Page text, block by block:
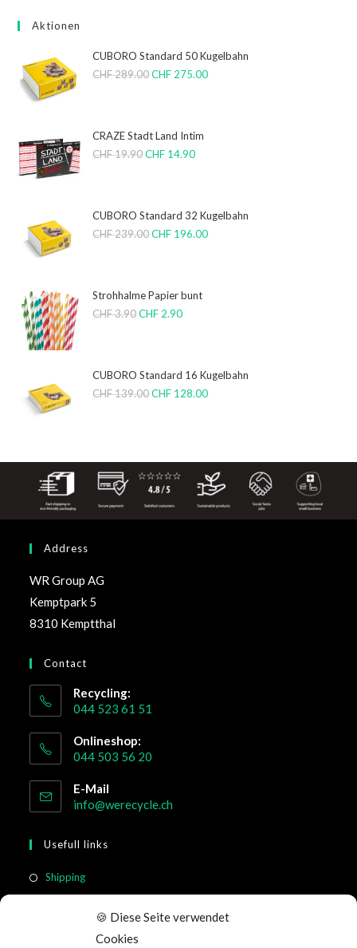
🍪 Diese Seite verwendet
Cookies
Aktionen
CUBORO Standard 50 Kugelbahn
CHF289.00 CHF 275.00
CRAZE Stadt Land Intim
CHF19.90 CHF 14.90
CUBORO Standard 32 Kugelbahn
CHF239.00 CHF 196.00
Strohhalme Papier bunt
CHF3.90 CHF 2.90
CUBORO Standard 16 Kugelbahn
CHF139.00 CHF 128.00
Address
WR Group AG
Kemptpark 5
8310 Kemptthal
Contact
Recycling:
044 523 61 51
Onlineshop:
044 503 56 20
E-Mail
info@werecycle.ch
Usefull links
Shipping